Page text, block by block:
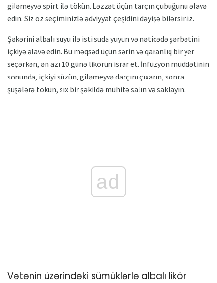
giləmeyvə spirt ilə tökün. Ləzzət üçün tarçın çubuğunu əlavə
edin. Siz öz seçiminizlə ədviyyat çeşidini dəyişə bilərsiniz.
Şəkərini albalı suyu ilə isti suda yuyun və nəticədə şərbətini
içkiyə əlavə edin. Bu məqsəd üçün sərin və qaranlıq bir yer
seçərkən, ən azı 10 günə likörün israr et. İnfüzyon müddətinin
sonunda, içkiyi süzün, giləmeyvə darçını çıxarın, sonra
şüşələrə tökün, sıx bir şəkildə mühitə salın və saklayın.
ad
Vətənin üzərindəki sümüklərlə albalı likör